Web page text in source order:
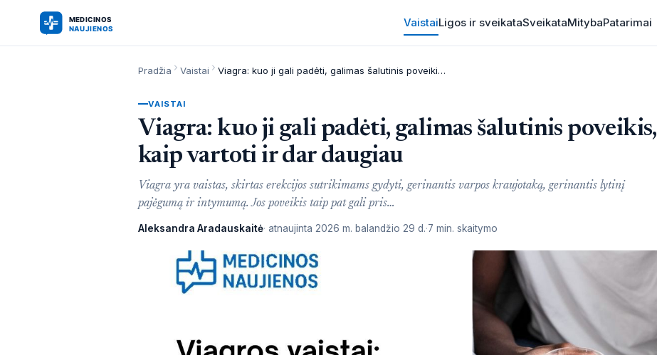
VaistaiLigos ir sveikataSveikataMitybaPatarimai
Pradžia Vaistai Viagra: kuo ji gali padėti, galimas šalutinis poveikis, kaip vartoti ir dar daugiau
VAISTAI
Viagra: kuo ji gali padėti, galimas šalutinis poveikis,
kaip vartoti ir dar daugiau
Viagra yra vaistas, skirtas erekcijos sutrikimams gydyti, gerinantis varpos kraujotaką, gerinantis lytinį
pajėgumą ir intymumą. Jos poveikis taip pat gali pris…
Aleksandra Aradauskaitė atnaujinta 2026 m. balandžio 29 d. 7 min. skaitymo